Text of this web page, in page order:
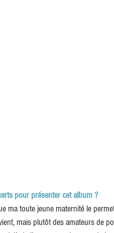
pour présenter cet album ?
ma toute jeune maternité le
mais plutôt des amateurs de